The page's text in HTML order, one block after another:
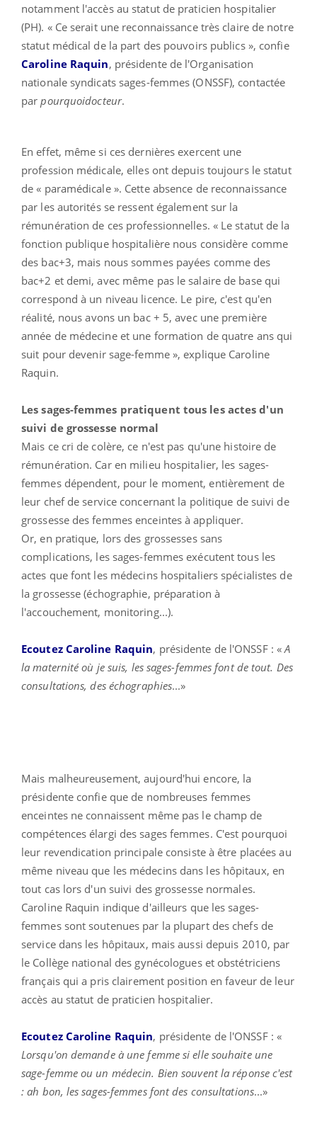
notamment l'accès au statut de praticien hospitalier
(PH). « Ce serait une reconnaissance très claire de notre
statut médical de la part des pouvoirs publics », confie
Caroline Raquin, présidente de l'Organisation
nationale syndicats sages-femmes (ONSSF), contactée
parpourquoidocteur.
En effet, même si ces dernières exercent une
profession médicale, elles ont depuis toujours le statut
de « paramédicale ». Cette absence de reconnaissance
par les autorités se ressent également sur la
rémunération de ces professionnelles. « Le statut de la
fonction publique hospitalière nous considère comme
des bac+3, mais nous sommes payées comme des
bac+2 et demi, avec même pas le salaire de base qui
correspond à un niveau licence. Le pire, c'est qu'en
réalité, nous avons un bac + 5, avec une première
année de médecine et une formation de quatre ans qui
suit pour devenir sage-femme », explique Caroline
Raquin.
Les sages-femmes pratiquent tous les actes d'un
suivi de grossesse normal
Mais ce cri de colère, ce n'est pas qu'une histoire de
rémunération. Car en milieu hospitalier, les sages-
femmes dépendent, pour le moment, entièrement de
leur chef de service concernant la politique de suivi de
grossesse des femmes enceintes à appliquer.
Or, en pratique, lors des grossesses sans
complications, les sages-femmes exécutent tous les
actes que font les médecins hospitaliers spécialistes de
la grossesse (échographie, préparation à
l'accouchement, monitoring...).
Ecoutez Caroline Raquin, présidente de l'ONSSF : «A
la maternité où je suis, les sages-femmes font de tout. Des
consultations, des échographies...»
Mais malheureusement, aujourd'hui encore, la
présidente confie que de nombreuses femmes
enceintes ne connaissent même pas le champ de
compétences élargi des sages femmes. C'est pourquoi
leur revendication principale consiste à être placées au
même niveau que les médecins dans les hôpitaux, en
tout cas lors d'un suivi des grossesse normales.
Caroline Raquin indique d'ailleurs que les sages-
femmes sont soutenues par la plupart des chefs de
service dans les hôpitaux, mais aussi depuis 2010, par
le Collège national des gynécologues et obstétriciens
français qui a pris clairement position en faveur de leur
accès au statut de praticien hospitalier.
Ecoutez Caroline Raquin, présidente de l'ONSSF : «
Lorsqu'on demande à une femme si elle souhaite une
sage-femme ou un médecin. Bien souvent la réponse c'est
: ah bon, les sages-femmes font des consultations...»